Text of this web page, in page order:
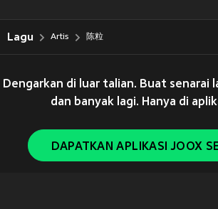
Lagu Artis 陈粒
Dengarkan di luar talian. Buat senarai
dan banyak lagi. Hanya di
DAPATKAN APLIKASI JOOX